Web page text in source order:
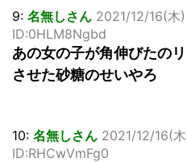
9: 名無しさん 2021/12/16(木
ID:0HLM8Ngbd
あの女の子が角伸びたの
させた砂糖のせいやろ
10: 名無しさん 2021/12/16(
ID:RHCwVmFg0